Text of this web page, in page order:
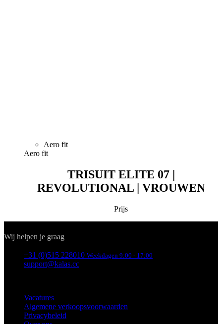
Aero fit
Aero fit
TRISUIT ELITE 07 |
REVOLUTIONAL | VROUWEN
Prijs
Wij helpen je graag
+31 (0)515 228010 Weekdagen 9:00 - 17:00
support@kalas.cc
Vacatures
Algemene verkoopsvoorwaarden
Privacybeleid